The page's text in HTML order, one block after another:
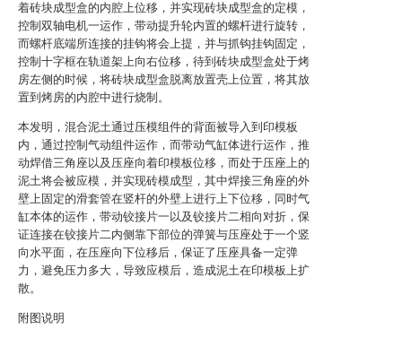
着砖块成型盒的内腔上位移，并实现砖块成型盒的定模，
控制双轴电机一运作，带动提升轮内置的螺杆进行旋转，
而螺杆底端所连接的挂钩将会上提，并与抓钩挂钩固定，
控制十字框在轨道架上向右位移，待到砖块成型盒处于烤
房左侧的时候，将砖块成型盒脱离放置壳上位置，将其放
置到烤房的内腔中进行烧制。
本发明，混合泥土通过压模组件的背面被导入到印模板
内，通过控制气动组件运作，而带动气缸体进行运作，推
动焊借三角座以及压座向着印模板位移，而处于压座上的
泥土将会被应模，并实现砖模成型，其中焊接三角座的外
壁上固定的滑套管在竖杆的外壁上进行上下位移，同时气
缸本体的运作，带动铰接片一以及铰接片二相向对折，保
证连接在铰接片二内侧靠下部位的弹簧与压座处于一个竖
向水平面，在压座向下位移后，保证了压座具备一定弹
力，避免压力多大，导致应模后，造成泥土在印模板上扩
散。
附图说明